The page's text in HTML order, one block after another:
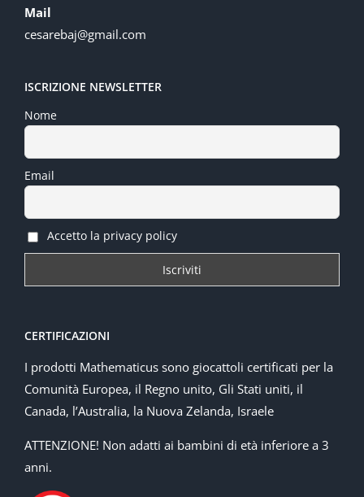
Mail
cesarebaj@gmail.com
ISCRIZIONE NEWSLETTER
Nome
Email
Accetto la privacy policy
CERTIFICAZIONI
I prodotti Mathematicus sono giocattoli certificati per la
Comunità Europea, il Regno unito, Gli Stati uniti, il
Canada, l’Australia, la Nuova Zelanda, Israele
ATTENZIONE! Non adatti ai bambini di età inferiore a 3
anni.